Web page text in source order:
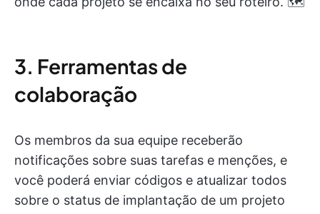
3. Ferramentas de
colaboração
Os membros da sua equipe receberão
notificações sobre suas tarefas e menções, e
você poderá enviar códigos e atualizar todos
sobre o status de implantação de um projeto